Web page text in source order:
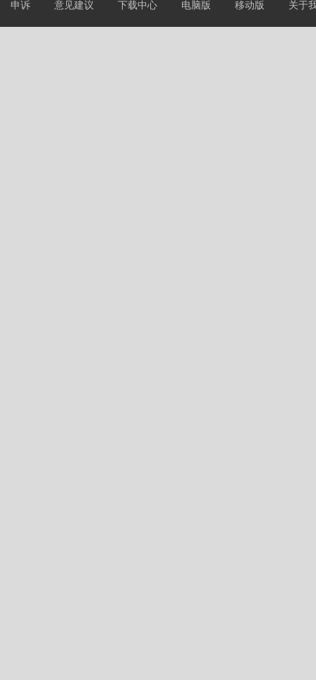
申诉 意见建议 下载中心 电脑版 移动版 关于